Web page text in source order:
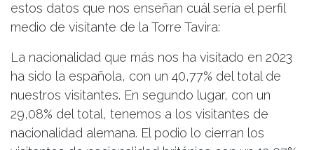
estos datos que nos enseñan cuál sería el perfil
medio de visitante de la Torre Tavira:
La nacionalidad que más nos ha visitado en 2023
ha sido la española, con un 40,77% del total de
nuestros visitantes. En segundo lugar, con un
29,08% del total, tenemos a los visitantes de
nacionalidad alemana. El podio lo cierran los